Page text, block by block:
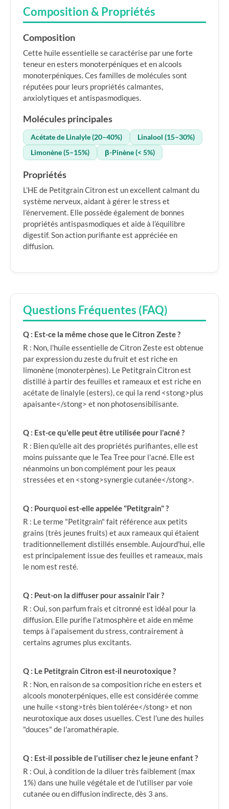
Composition & Propriétés
Composition
Cette huile essentielle se caractérise par une forte
teneur en esters monoterpéniques et en alcools
monoterpéniques. Ces familles de molécules sont
réputées pour leurs propriétés calmantes,
anxiolytiques et antispasmodiques.
Molécules principales
Acétate de Linalyle (20–40%)
Linalool (15–30%)
Limonène (5–15%)
β-Pinène (< 5%)
Propriétés
L’HE de Petitgrain Citron est un excellent calmant du
système nerveux, aidant à gérer le stress et
l’énervement. Elle possède également de bonnes
propriétés antispasmodiques et aide à l’équilibre
digestif. Son action purifiante est appréciée en
diffusion.
Questions Fréquentes (FAQ)
Q : Est-ce la même chose que le Citron Zeste ?
R : Non, l'huile essentielle de Citron Zeste est obtenue
par expression du zeste du fruit et est riche en
limonène (monoterpènes). Le Petitgrain Citron est
distillé à partir des feuilles et rameaux et est riche en
acétate de linalyle (esters), ce qui la rend <stong>plus
apaisante</stong> et non photosensibilisante.
Q : Est-ce qu'elle peut être utilisée pour l'acné ?
R : Bien qu'elle ait des propriétés purifiantes, elle est
moins puissante que le Tea Tree pour l'acné. Elle est
néanmoins un bon complément pour les peaux
stressées et en <stong>synergie cutanée</stong>.
Q : Pourquoi est-elle appelée "Petitgrain" ?
R : Le terme "Petitgrain" fait référence aux petits
grains (très jeunes fruits) et aux rameaux qui étaient
traditionnellement distillés ensemble. Aujourd'hui, elle
est principalement issue des feuilles et rameaux, mais
le nom est resté.
Q : Peut-on la diffuser pour assainir l'air ?
R : Oui, son parfum frais et citronné est idéal pour la
diffusion. Elle purifie l'atmosphère et aide en même
temps à l'apaisement du stress, contrairement à
certains agrumes plus excitants.
Q : Le Petitgrain Citron est-il neurotoxique ?
R : Non, en raison de sa composition riche en esters et
alcools monoterpéniques, elle est considérée comme
une huile <stong>très bien tolérée</stong> et non
neurotoxique aux doses usuelles. C'est l'une des huiles
"douces" de l'aromathérapie.
Q : Est-il possible de l'utiliser chez le jeune enfant ?
R : Oui, à condition de la diluer très faiblement (max
1%) dans une huile végétale et de l'utiliser par voie
cutanée ou en diffusion indirecte, dès 3 ans.